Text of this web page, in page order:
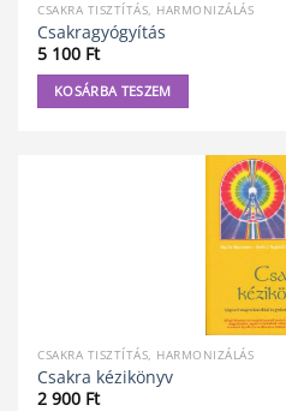
CSAKRA TISZTÍTÁS, HARMONIZÁLÁS
Csakragyógyítás
5 100 Ft
KOSÁRBA TESZEM
CSAKRA TISZTÍTÁS, HARMONIZÁLÁS
Csakra kézikönyv
2 900 Ft